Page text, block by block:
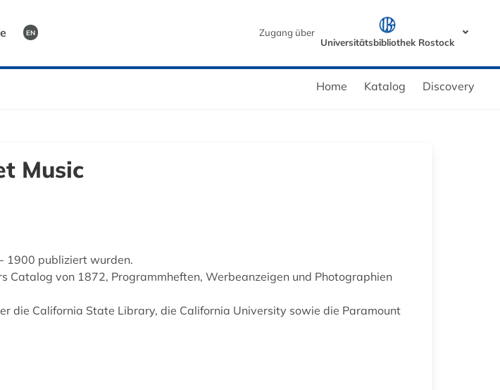
EN
Zugang über
Universitätsbibliothek Rostock
Home Katalog Discovery
Music
1900 publiziert wurden.
Catalog von 1872, Programmheften, Werbeanzeigen und Photographien
die California State Library, die California University sowie die Paramount